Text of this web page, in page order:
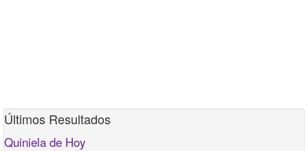
Últimos Resultados
Quiniela de Hoy